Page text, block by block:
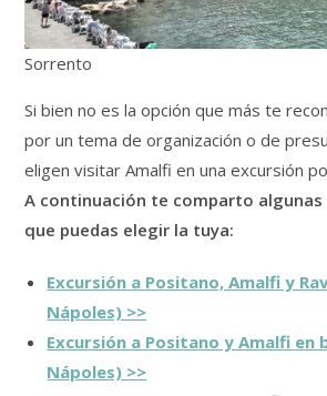
Sorrento
Si bien no es la opción que más te
por un tema de organización o de
eligen visitar Amalfi en una excursión
A continuación te comparto algunas
que puedas elegir la tuya:
Excursión a Positano, Amalfi y
Nápoles) >>
Excursión a Positano y Amalfi en
Nápoles) >>